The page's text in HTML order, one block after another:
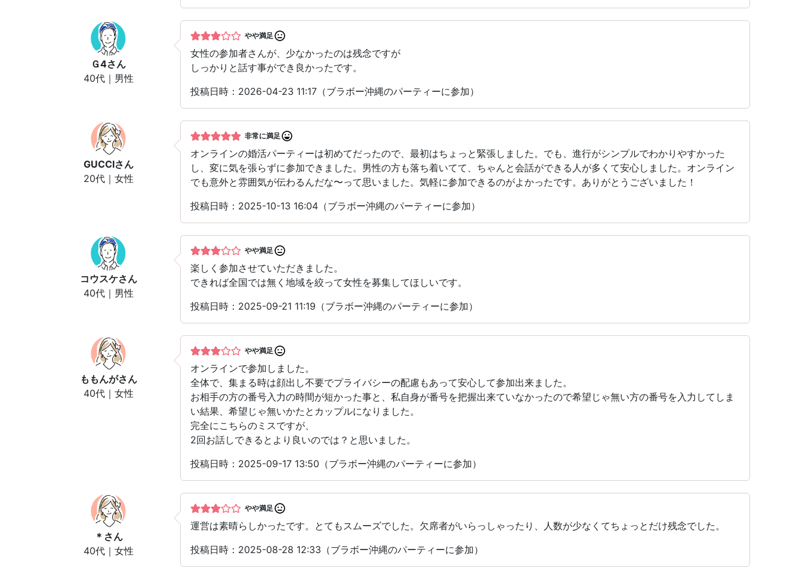
Ｇ4さん
40代｜男性
やや満足
女性の参加者さんが、少なかったのは残念ですが
しっかりと話す事ができ良かったです。
投稿日時：2026-04-23 11:17（ブラボー沖縄のパーティーに参加）
GUCCIさん
20代｜女性
非常に満足
オンラインの婚活パーティーは初めてだったので、最初はちょっと緊張しました。でも、進行がシンプルでわかりやすかった
し、変に気を張らずに参加できました。男性の方も落ち着いてて、ちゃんと会話ができる人が多くて安心しました。オンライン
でも意外と雰囲気が伝わるんだな〜って思いました。気軽に参加できるのがよかったです。ありがとうございました！
投稿日時：2025-10-13 16:04（ブラボー沖縄のパーティーに参加）
コウスケさん
40代｜男性
やや満足
楽しく参加させていただきました。
できれば全国では無く地域を絞って女性を募集してほしいです。
投稿日時：2025-09-21 11:19（ブラボー沖縄のパーティーに参加）
ももんがさん
40代｜女性
やや満足
オンラインで参加しました。
全体で、集まる時は顔出し不要でプライバシーの配慮もあって安心して参加出来ました。
お相手の方の番号入力の時間が短かった事と、私自身が番号を把握出来ていなかったので希望じゃ無い方の番号を入力してしま
い結果、希望じゃ無いかたとカップルになりました。
完全にこちらのミスですが、
2回お話しできるとより良いのでは？と思いました。
投稿日時：2025-09-17 13:50（ブラボー沖縄のパーティーに参加）
＊ さん
40代｜女性
やや満足
運営は素晴らしかったです。とてもスムーズでした。欠席者がいらっしゃったり、人数が少なくてちょっとだけ残念でした。
投稿日時：2025-08-28 12:33（ブラボー沖縄のパーティーに参加）